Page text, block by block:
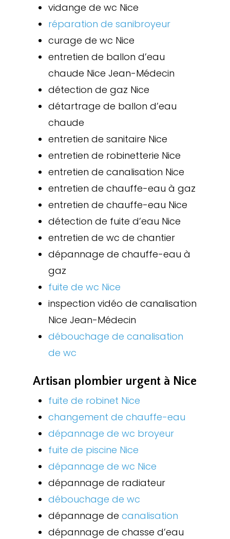
vidange de wc Nice
réparation de sanibroyeur
curage de wc Nice
entretien de ballon d’eau
chaude Nice Jean-Médecin
détection de gaz Nice
détartrage de ballon d’eau
chaude
entretien de sanitaire Nice
entretien de robinetterie Nice
entretien de canalisation Nice
entretien de chauffe-eau à gaz
entretien de chauffe-eau Nice
détection de fuite d’eau Nice
entretien de wc de chantier
dépannage de chauffe-eau à
gaz
fuite de wc Nice
inspection vidéo de canalisation
Nice Jean-Médecin
débouchage de canalisation
de wc
Artisan plombier urgent à Nice
fuite de robinet Nice
changement de chauffe-eau
dépannage de wc broyeur
fuite de piscine Nice
dépannage de wc Nice
dépannage de radiateur
débouchage de wc
dépannage decanalisation
dépannage de chasse d’eau